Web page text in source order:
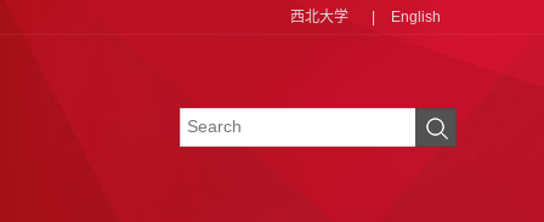
西北大学 English